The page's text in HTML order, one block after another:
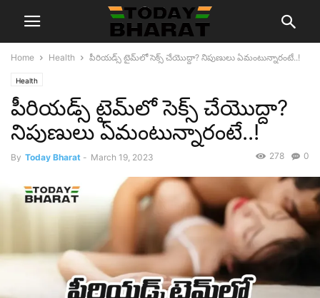
Home Health పీరియడ్స్ టైమ్‌లో సెక్స్ చేయొద్దా? నిపుణులు ఏమంటున్నారంటే..!
Health
పీరియడ్స్ టైమ్‌లో సెక్స్ చేయొద్దా?
నిపుణులు ఏమంటున్నారంటే..!
By Today Bharat - March 19, 2023 0
278